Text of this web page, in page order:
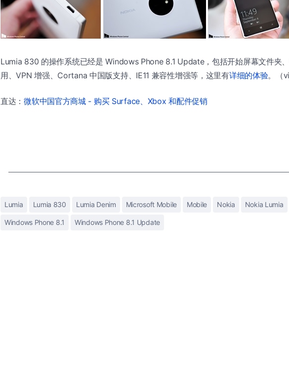
Lumia 830 的操作系统已经是 Windows Phone 8.1 Update，包括开始屏幕文件夹
用、VPN 增强、Cortana 中国版支持、IE11 兼容性增强等，这里有详细的体验。（
直达：微软中国官方商城 - 购买 Surface、Xbox 和配件促销
Lumia Lumia 830 Lumia Denim Microsoft Mobile Mobile Nokia Nokia Lumia
Windows Phone 8.1 Windows Phone 8.1 Update